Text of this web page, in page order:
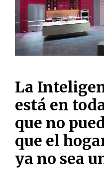
La
está en
que no
que el
ya no sea